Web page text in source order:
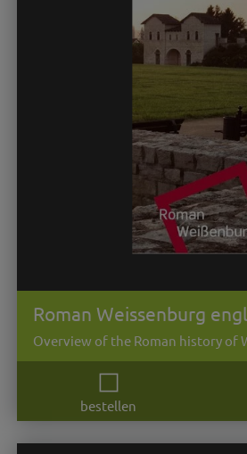
Roman Weissenburg
Overview of the Roman history of
bestellen